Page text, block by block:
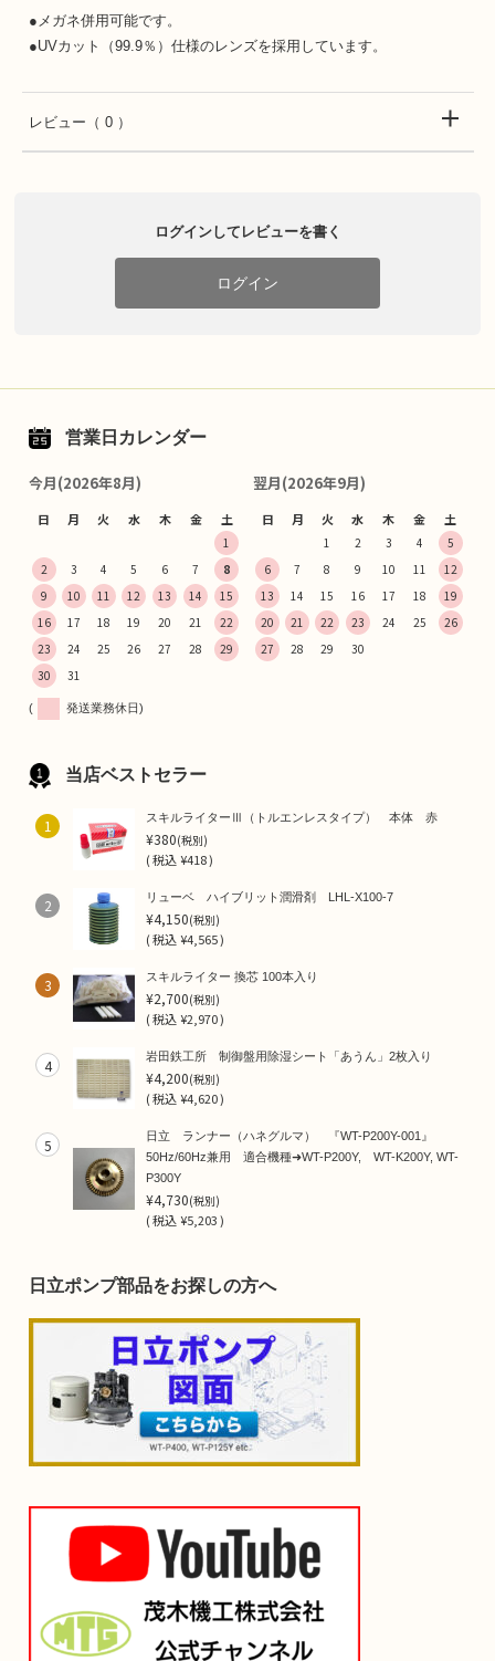
●メガネ併用可能です。
●UVカット（99.9％）仕様のレンズを採用しています。
レビュー （ 0 ）
ログインしてレビューを書く
ログイン
営業日カレンダー
今月(2026年8月)
日 月 火 水 木 金 土
1
2
3 4 5 6 7
8
9
10 11 12 13 14
15
16
17 18 19 20 21
22
23
24 25 26 27 28
29
30
31
翌月(2026年9月)
日 月 火 水 木 金 土
1 2 3 4
5
6
7 8 9 10 11
12
13
14 15 16 17 18
19
20
21 22 23 24 25
26
27
28 29 30
( 発送業務休日)
当店ベストセラー
1 スキルライターⅢ（トルエンレスタイプ） 本体 赤
¥380(税別)
(税込¥418 )
2 リューベ ハイブリット潤滑剤 LHL-X100-7
¥4,150(税別)
(税込¥4,565 )
3 スキルライター 換芯 100本入り
¥2,700(税別)
(税込¥2,970 )
4 岩田鉄工所 制御盤用除湿シート「あうん」2枚入り
¥4,200(税別)
(税込¥4,620 )
5
日立 ランナー（ハネグルマ） 『WT-P200Y-001』
50Hz/60Hz兼用 適合機種➜WT-P200Y, WT-K200Y, WT-
P300Y
¥4,730(税別)
(税込¥5,203 )
日立ポンプ部品をお探しの方へ